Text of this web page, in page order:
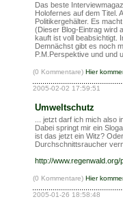
Das beste
Holofernes auf dem Titel.
Politikergehälter. Es
(Dieser Blog-Eintrag wird
kauft ist voll beabsichtigt.
Demnächst gibt es noch
P.M.Perspektive und und
(0 Kommentare) Hier
2005-02-02 17:59:51
Umweltschutz
... jetzt darf ich mich also
Dabei springt mir ein
ist das jetzt ein Witz?
Durchschnittsraucher
http://
(0 Kommentare) Hier
2005-01-26 18:58:48